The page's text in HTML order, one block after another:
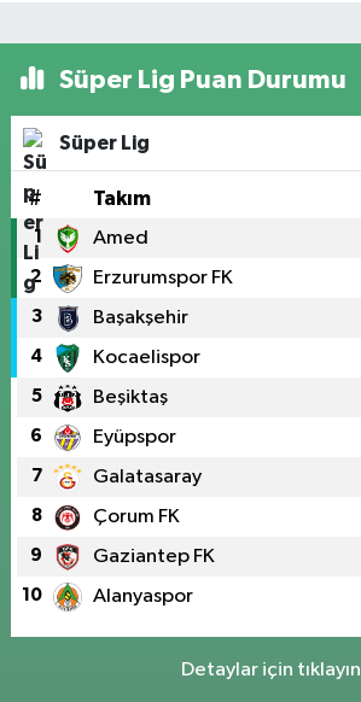
Süper Lig Puan Durumu
Süper Lig
# Takım
1 Amed
2 Erzurumspor FK
3 Başakşehir
4 Kocaelispor
5 Beşiktaş
6 Eyüpspor
7 Galatasaray
8 Çorum FK
9 Gaziantep FK
10 Alanyaspor
Detaylar için tıklayın